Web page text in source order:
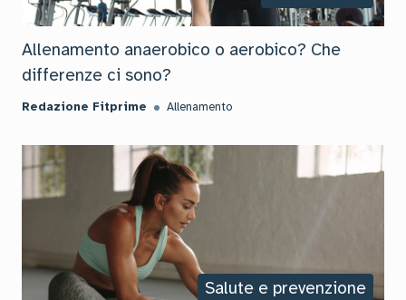
Allenamento anaerobico o aerobico? Che
differenze ci sono?
Redazione Fitprime Allenamento
Salute e prevenzione